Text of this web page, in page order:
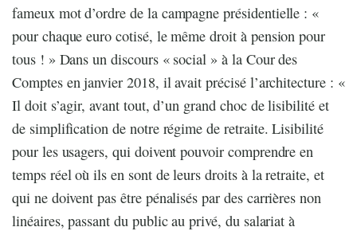
fameux mot d’ordre de la campagne présidentielle : «
pour chaque euro cotisé, le même droit à pension pour
tous ! » Dans un discours « social » à la Cour des
Comptes en janvier 2018, il avait précisé l’architecture : «
Il doit s’agir, avant tout, d’un grand choc de lisibilité et
de simplification de notre régime de retraite. Lisibilité
pour les usagers, qui doivent pouvoir comprendre en
temps réel où ils en sont de leurs droits à la retraite, et
qui ne doivent pas être pénalisés par des carrières non
linéaires, passant du public au privé, du salariat à